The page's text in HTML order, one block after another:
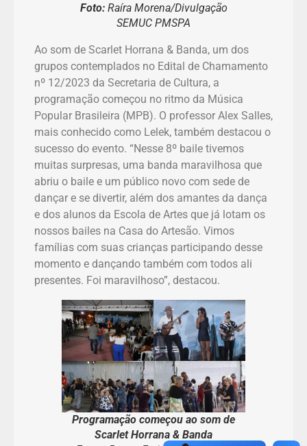
Foto: Raíra Morena/Divulgação
SEMUC PMSPA
Ao som de Scarlet Horrana & Banda, um dos
grupos contemplados no Edital de Chamamento
nº 12/2023 da Secretaria de Cultura, a
programação começou no ritmo da Música
Popular Brasileira (MPB). O professor Alex Salles,
mais conhecido como Lelek, também destacou o
sucesso do evento. “Nesse 8º baile tivemos
muitas surpresas, uma banda maravilhosa que
abriu o baile e um público novo com sede de
dançar e se divertir, além dos amantes da dança
e dos alunos da Escola de Artes que já lotam os
nossos bailes na Casa do Artesão. Vimos
famílias com suas crianças participando desse
momento e dançando também com todos ali
presentes. Foi maravilhoso”, destacou.
Programação começou ao som de
Scarlet Horrana & Banda